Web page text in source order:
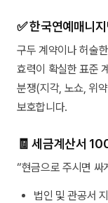
✅ 한국연예매니
구두 계약이나 허술
효력이 확실한 표준
분쟁(지각, 노쇼, 위
보호합니다.
🧾 세금계산서
“현금으로 주시면 싸
법인 및 관공서